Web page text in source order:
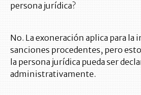
persona jurídica?
No. La exoneración aplica para la
sanciones procedentes, pero
la persona jurídica pueda ser
administrativamente.